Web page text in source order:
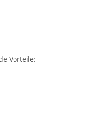
Vorteile: